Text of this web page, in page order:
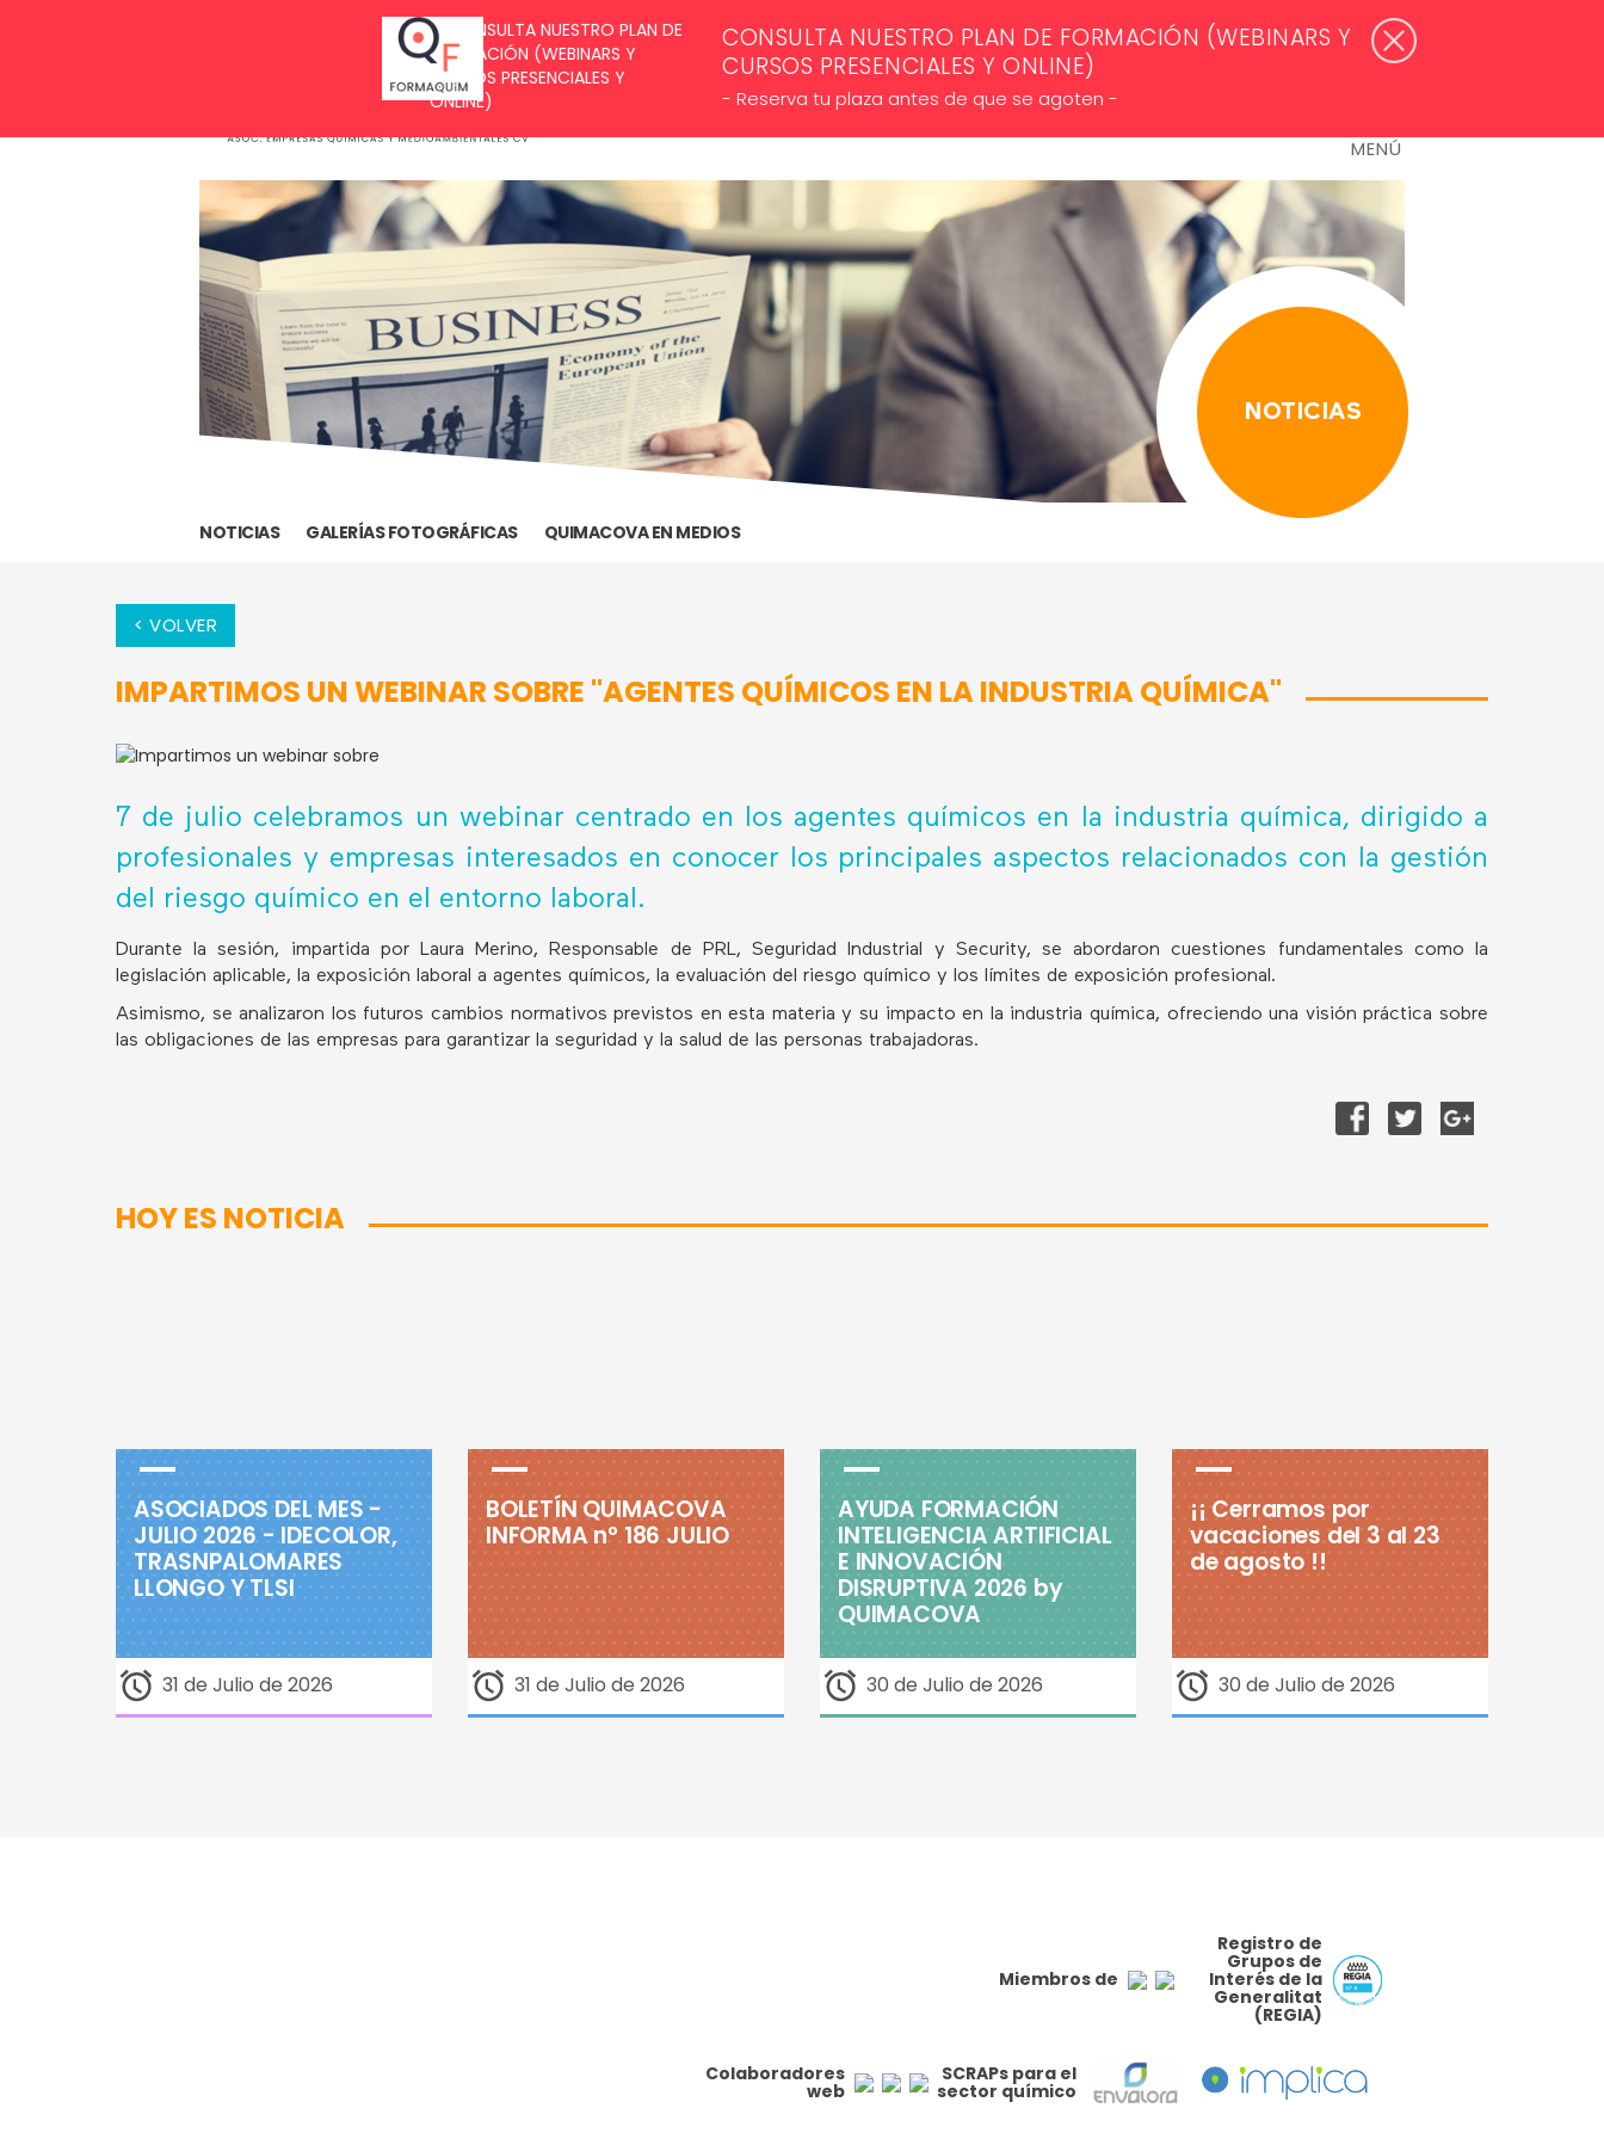
CONSULTA NUESTRO PLAN DE FORMACIÓN (WEBINARS Y
CURSOS PRESENCIALES Y ONLINE)
- Reserva tu plaza antes de que se agoten -
BUZÓN DE SUGERENCIAS
MENÚ
NOTICIAS
NOTICIAS GALERÍAS FOTOGRÁFICAS QUIMACOVA EN MEDIOS
< VOLVER
IMPARTIMOS UN WEBINAR SOBRE "AGENTES QUÍMICOS EN LA INDUSTRIA QUÍMICA"
7 de julio celebramos un webinar centrado en los agentes químicos en la industria química, dirigido a
profesionales y empresas interesados en conocer los principales aspectos relacionados con la gestión
del riesgo químico en el entorno laboral.
Durante la sesión, impartida por Laura Merino, Responsable de PRL, Seguridad Industrial y Security, se abordaron cuestiones fundamentales como la
legislación aplicable, la exposición laboral a agentes químicos, la evaluación del riesgo químico y los límites de exposición profesional.
Asimismo, se analizaron los futuros cambios normativos previstos en esta materia y su impacto en la industria química, ofreciendo una visión práctica sobre
las obligaciones de las empresas para garantizar la seguridad y la salud de las personas trabajadoras.
HOY ES NOTICIA
ASOCIADOS DEL MES -
JULIO 2026 - IDECOLOR,
TRASNPALOMARES
LLONGO Y TLSI
31 de Julio de 2026
BOLETÍN QUIMACOVA
INFORMA nº 186 JULIO
31 de Julio de 2026
AYUDA FORMACIÓN
INTELIGENCIA ARTIFICIAL
E INNOVACIÓN
DISRUPTIVA 2026 by
QUIMACOVA
30 de Julio de 2026
¡¡ Cerramos por
vacaciones del 3 al 23
de agosto !!
30 de Julio de 2026
Miembros de
Registro de
Grupos de
Interés de la
Generalitat
(REGIA)
Colaboradores
web
SCRAPs para el
sector químico